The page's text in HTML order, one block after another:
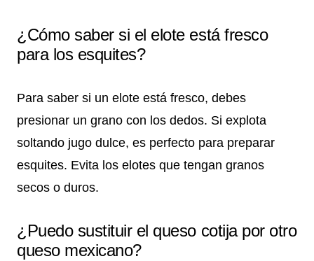
¿Cómo saber si el elote está fresco
para los esquites?
Para saber si un elote está fresco, debes
presionar un grano con los dedos. Si explota
soltando jugo dulce, es perfecto para preparar
esquites. Evita los elotes que tengan granos
secos o duros.
¿Puedo sustituir el queso cotija por otro
queso mexicano?